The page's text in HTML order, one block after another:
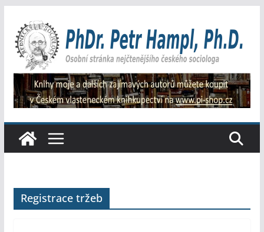
obsah
Registrace tržeb